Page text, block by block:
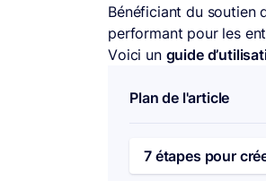
Bénéficiant du soutien
performant pour les
Voici un guide
Plan de l'article
7 étapes pour